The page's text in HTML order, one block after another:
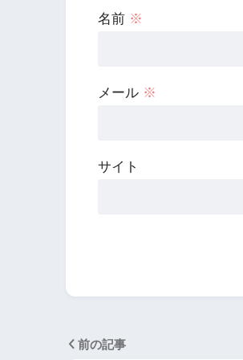
名前 ※
メール ※
サイト
前の記事